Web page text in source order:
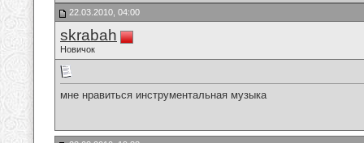
22.03.2010, 04:00
skrabah
Новичок
мне нравиться инструментальная музыка